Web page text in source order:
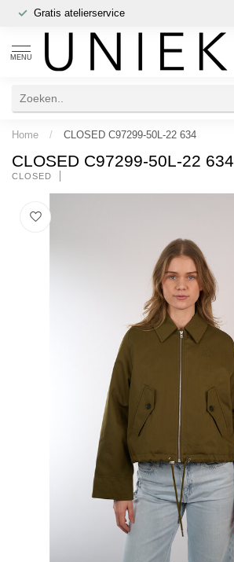
Gratis atelierservice
MENU
Home / CLOSED C97299-50L-22 634
CLOSED C97299-50L-22 634
CLOSED